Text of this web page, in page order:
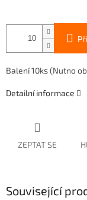
Balení 10ks (Nutno
Detailní informace
ZEPTAT SE
Související